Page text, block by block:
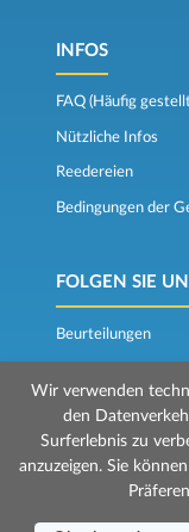
INFOS
FAQ (Häufig
Nützliche Infos
Reedereien
Bedingungen der
FOLGEN SIE
Beurteilungen
Wir verwenden
den
Surferlebnis zu
anzuzeigen. Sie